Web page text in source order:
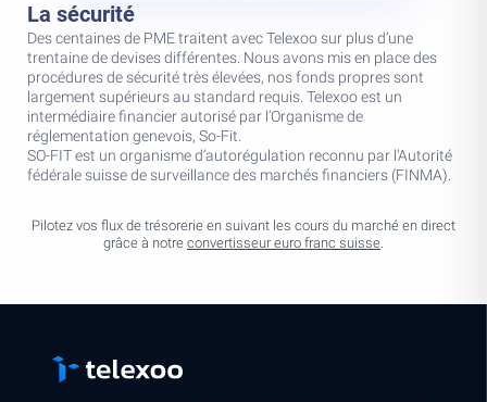
La sécurité
Des centaines de PME traitent avec Telexoo sur plus d’une
trentaine de devises différentes. Nous avons mis en place des
procédures de sécurité très élevées, nos fonds propres sont
largement supérieurs au standard requis. Telexoo est un
intermédiaire financier autorisé par l’Organisme de
réglementation genevois, So-Fit.
SO-FIT est un organisme d’autorégulation reconnu par l’Autorité
fédérale suisse de surveillance des marchés financiers (FINMA).
Pilotez vos flux de trésorerie en suivant les cours du marché en direct
grâce à notre convertisseur euro franc suisse.